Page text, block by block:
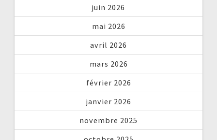
juin 2026
mai 2026
avril 2026
mars 2026
février 2026
janvier 2026
novembre 2025